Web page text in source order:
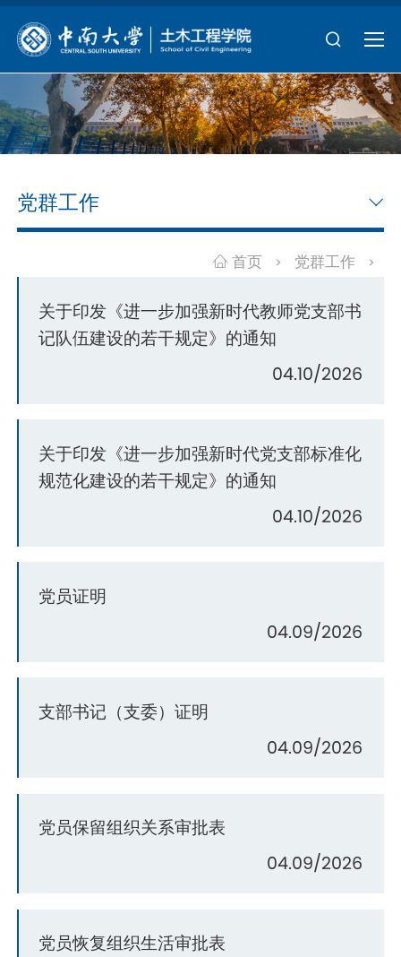
党群工作
首页 > 党群工作 >
关于印发《进一步加强新时代教师党支部书
记队伍建设的若干规定》的通知
04.10/2026
关于印发《进一步加强新时代党支部标准化
规范化建设的若干规定》的通知
04.10/2026
党员证明
04.09/2026
支部书记（支委）证明
04.09/2026
党员保留组织关系审批表
04.09/2026
党员恢复组织生活审批表